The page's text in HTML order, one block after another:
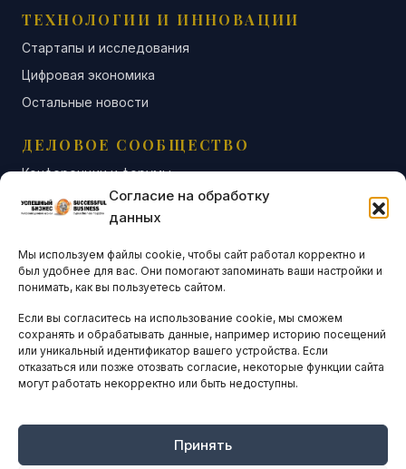
Согласие на обработку
данных
Мы используем файлы cookie, чтобы сайт работал корректно и
был удобнее для вас. Они помогают запоминать ваши настройки и
понимать, как вы пользуетесь сайтом.
Если вы согласитесь на использование cookie, мы сможем
сохранять и обрабатывать данные, например историю посещений
или уникальный идентификатор вашего устройства. Если
отказаться или позже отозвать согласие, некоторые функции сайта
могут работать некорректно или быть недоступны.
Принять
ТЕХНОЛОГИИ И ИННОВАЦИИ
Стартапы и исследования
Цифровая экономика
Остальные новости
ДЕЛОВОЕ СООБЩЕСТВО
Конференции и форумы
Бизнес-клубы и ассоциации
Остальные новости
АНАЛИТИКА И СТАТИСТИКА
ARTICLES IN ENGLISH
НАВИГАЦИЯ